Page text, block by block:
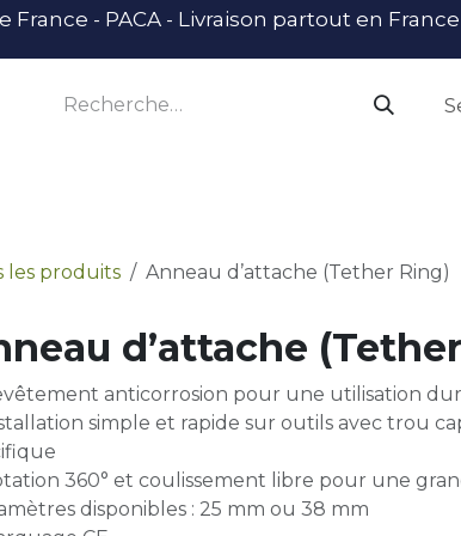
France - PACA - Livraison partout en France
les produits Anneau d’attache (Tether Ring)
d’attache
anticorrosion pour une utilisation
simple et rapide sur outils avec trou
360° et coulissement libre pour une
disponibles : 25 mm ou 38 mm